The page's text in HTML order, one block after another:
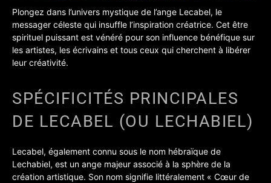
Plongez dans l’univers mystique de l’ange Lecabel, le
messager céleste qui insuffle l’inspiration créatrice. Cet être
spirituel puissant est vénéré pour son influence bénéfique sur
les artistes, les écrivains et tous ceux qui cherchent à libérer
leur créativité.
SPÉCIFICITÉS PRINCIPALES
DE LECABEL (OU LECHABIEL)
Lecabel, également connu sous le nom hébraïque de
Lechabiel, est un ange majeur associé à la sphère de la
création artistique. Son nom signifie littéralement « Cœur de